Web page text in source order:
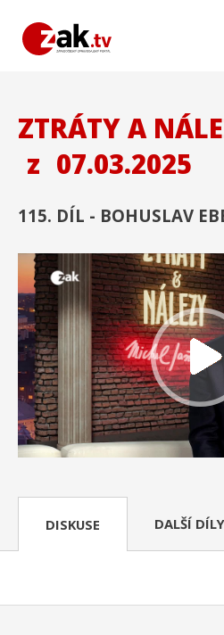
ZTRÁTY A
z 07.03.2025
115. DÍL - BOHUSLAV
DISKUSE DALŠÍ